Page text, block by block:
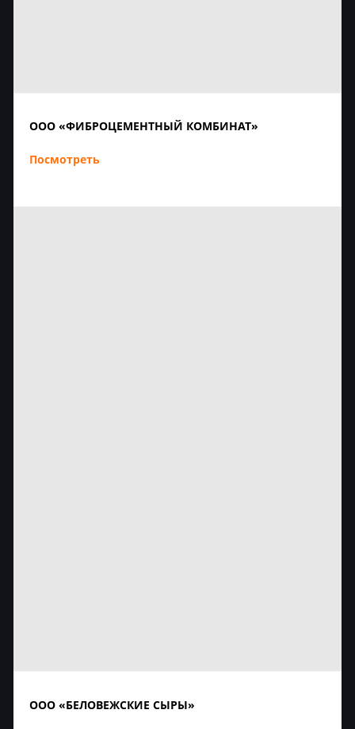
ООО «ФИБРОЦЕМЕНТНЫЙ КОМБИНАТ»
Посмотреть
ООО «БЕЛОВЕЖСКИЕ СЫРЫ»